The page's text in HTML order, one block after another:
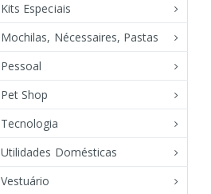
Kits Especiais
Mochilas, Nécessaires, Pastas
Pessoal
Pet Shop
Tecnologia
Utilidades Domésticas
Vestuário